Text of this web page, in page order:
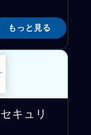
もっと見る
キュリ